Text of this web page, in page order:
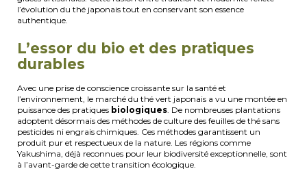
l’évolution du thé japonais tout en conservant son essence
authentique.
L’essor du bio et des pratiques
durables
Avec une prise de conscience croissante sur la santé et
l’environnement, le marché du thé vert japonais a vu une montée en
puissance des pratiques biologiques. De nombreuses plantations
adoptent désormais des méthodes de culture des feuilles de thé sans
pesticides ni engrais chimiques. Ces méthodes garantissent un
produit pur et respectueux de la nature. Les régions comme
Yakushima, déjà reconnues pour leur biodiversité exceptionnelle, sont
à l’avant-garde de cette transition écologique.